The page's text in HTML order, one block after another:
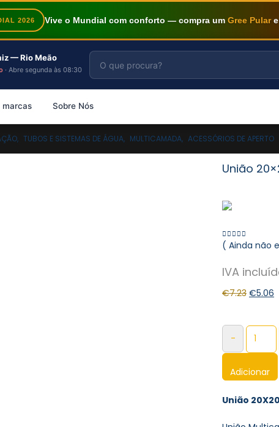
2026 Vive o Mundial com conforto — compra um Gree Pulare
— Rio Meão
· Abre segunda às 08:30
marcas Sobre Nós
, TUBOS E SISTEMAS DE ÁGUA, MULTICAMADA, ACESSÓRIOS DE APERTO
União
0 out of 5
( Ainda não
€7.23 €5.06
-
Adicionar
União